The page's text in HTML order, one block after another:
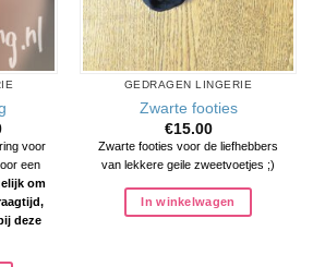
Huidige
prijs
is:
€20.00.
voor
een
om
deze
GEDRAGEN LINGERIE
Zwarte footies
€15.00
Zwarte footies voor de liefhebbers
van lekkere geile zweetvoetjes ;)
In winkelwagen